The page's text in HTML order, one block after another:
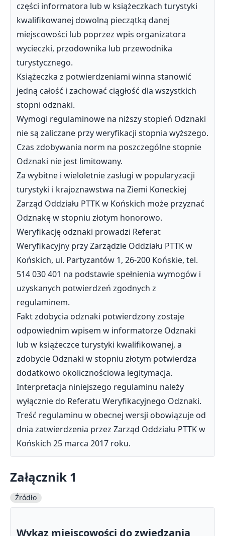
części informatora lub w książeczkach turystyki
kwalifikowanej dowolną pieczątką danej
miejscowości lub poprzez wpis organizatora
wycieczki, przodownika lub przewodnika
turystycznego.
Książeczka z potwierdzeniami winna stanowić
jedną całość i zachować ciągłość dla wszystkich
stopni odznaki.
Wymogi regulaminowe na niższy stopień Odznaki
nie są zaliczane przy weryfikacji stopnia wyższego.
Czas zdobywania norm na poszczególne stopnie
Odznaki nie jest limitowany.
Za wybitne i wieloletnie zasługi w popularyzacji
turystyki i krajoznawstwa na Ziemi Koneckiej
Zarząd Oddziału PTTK w Końskich może przyznać
Odznakę w stopniu złotym honorowo.
Weryfikację odznaki prowadzi Referat
Weryfikacyjny przy Zarządzie Oddziału PTTK w
Końskich, ul. Partyzantów 1, 26-200 Końskie, tel.
514 030 401 na podstawie spełnienia wymogów i
uzyskanych potwierdzeń zgodnych z
regulaminem.
Fakt zdobycia odznaki potwierdzony zostaje
odpowiednim wpisem w informatorze Odznaki
lub w książeczce turystyki kwalifikowanej, a
zdobycie Odznaki w stopniu złotym potwierdza
dodatkowo okolicznościowa legitymacja.
Interpretacja niniejszego regulaminu należy
wyłącznie do Referatu Weryfikacyjnego Odznaki.
Treść regulaminu w obecnej wersji obowiązuje od
dnia zatwierdzenia przez Zarząd Oddziału PTTK w
Końskich 25 marca 2017 roku.
Załącznik 1
Źródło
Wykaz miejscowości do zwiedzania